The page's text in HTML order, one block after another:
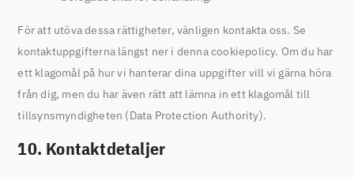
För att utöva dessa rättigheter, vänligen kontakta oss. Se
kontaktuppgifterna längst ner i denna cookiepolicy. Om du har
ett klagomål på hur vi hanterar dina uppgifter vill vi gärna höra
från dig, men du har även rätt att lämna in ett klagomål till
tillsynsmyndigheten (Data Protection Authority).
10. Kontaktdetaljer